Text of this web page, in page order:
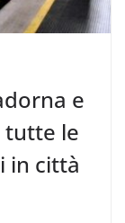
e
tutte le
in città